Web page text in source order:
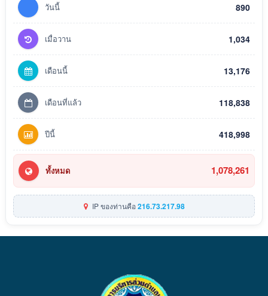
วันนี้ 890
เมื่อวาน 1,034
เดือนนี้ 13,176
เดือนที่แล้ว 118,838
ปีนี้ 418,998
ทั้งหมด 1,078,261
IP ของท่านคือ216.73.217.98